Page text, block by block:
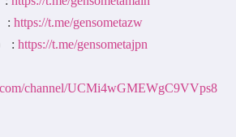
: https://t.me/gensometazw
: https://t.me/gensometajpn
channel/UCMi4wGMEWgC9VVps8